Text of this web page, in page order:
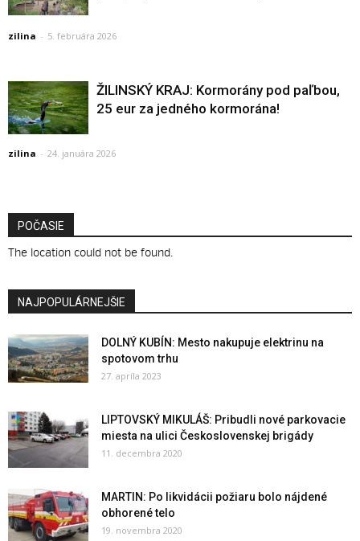
zilina - 5. februára 2026
ŽILINSKÝ KRAJ: Kormorány pod paľbou,
25 eur za jedného kormorána!
zilina - 24. januára 2026
POČASIE
The location could not be found.
NAJPOPULÁRNEJŠIE
DOLNÝ KUBÍN: Mesto nakupuje elektrinu na
spotovom trhu
27. apríla 2023
LIPTOVSKÝ MIKULÁŠ: Pribudli nové parkovacie
miesta na ulici Československej brigády
11. decembra 2020
MARTIN: Po likvidácii požiaru bolo nájdené
obhorené telo
19. novembra 2020